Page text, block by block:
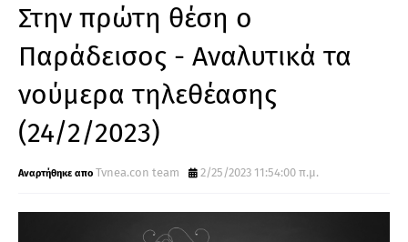
Στην πρώτη θέση ο
Παράδεισος - Αναλυτικά τα
νούμερα τηλεθέασης
(24/2/2023)
Tvnea.con team 2/25/2023 11:54:00 π.μ.